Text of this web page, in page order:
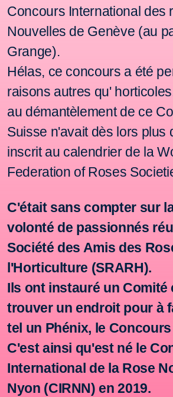
Concours International des
Nouvelles de Genève (au
Grange).
Hélas, ce concours a été
raisons autres qu'
au démantèlement de ce
Suisse n'avait dès lors plus
inscrit au calendrier de la
Federation ofRoses
C'était sans compter sur
volonté de passionnés
Société des Amis des
l'Horticulture (SRARH).
Ils ont instauré un Comité
trouver un endroit pour à
tel un Phénix, le
C'est ainsi qu'est né le
International de la Rose
Nyon (CIRNN) en 2019.